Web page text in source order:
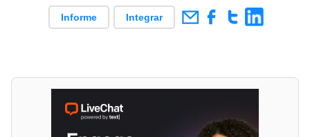
Informe Integrar